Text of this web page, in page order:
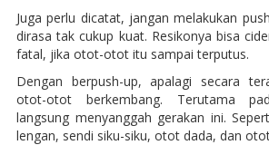
Juga perlu dicatat, jangan melakukan
dirasa tak cukup kuat. Resikonya bisa
fatal, jika otot-otot itu sampai terputus.
Dengan berpush-up, apalagi secara
otot-otot berkembang. Terutama
langsung menyanggah gerakan ini.
lengan, sendi siku-siku, otot dada, dan